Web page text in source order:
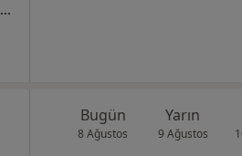
Eat Clean Turkey Beslenme ve Diyet Danışmanlık Merkezi (DİYET)
Bugün
8 Ağustos
Yarın
9 Ağustos